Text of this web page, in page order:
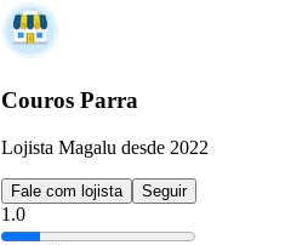
Couros Parra
Lojista Magalu desde 2022
Fale com lojista Seguir
1.0